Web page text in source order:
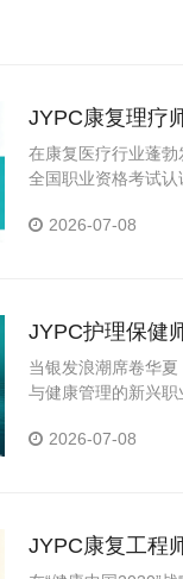
JYPC康复理疗
在康复医疗行业蓬
全国职业资格考试
2026-07-08
JYPC护理保健
当银发浪潮席卷华
与健康管理的新兴职
2026-07-08
JYPC康复工程